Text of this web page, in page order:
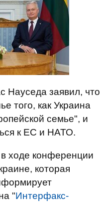
Науседа заявил, что
того, как Украина
семье", и
к ЕС и НАТО.
ходе конференции
которая
"Интерфакс-